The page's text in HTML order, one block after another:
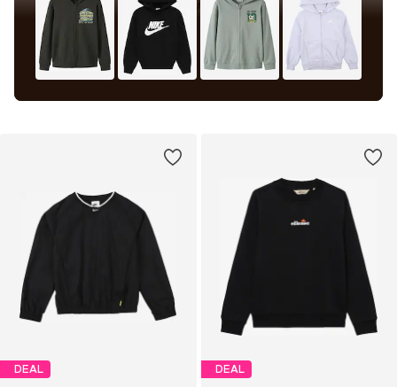
DEAL DEAL